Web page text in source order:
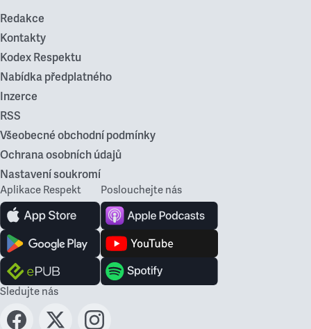
Redakce
Kontakty
Kodex Respektu
Nabídka předplatného
Inzerce
RSS
Všeobecné obchodní podmínky
Ochrana osobních údajů
Nastavení soukromí
Aplikace Respekt Poslouchejte nás
Sledujte nás